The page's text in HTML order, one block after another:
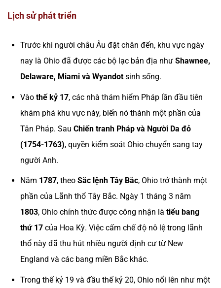
Lịch sử phát triển
Trước khi người châu Âu đặt chân đến, khu vực ngày
nay là Ohio đã được các bộ lạc bản địa như Shawnee,
Delaware, Miami và Wyandotsinh sống.
Vào thế kỷ 17, các nhà thám hiểm Pháp lần đầu tiên
khám phá khu vực này, biến nó thành một phần của
Tân Pháp. Sau Chiến tranh Pháp và Người Da đỏ
(1754-1763), quyền kiểm soát Ohio chuyển sang tay
người Anh.
Năm 1787, theo Sắc lệnh Tây Bắc, Ohio trở thành một
phần của Lãnh thổ Tây Bắc. Ngày 1 tháng 3 năm
1803, Ohio chính thức được công nhận là tiểu bang
thứ 17của Hoa Kỳ. Việc cấm chế độ nô lệ trong lãnh
thổ này đã thu hút nhiều người định cư từ New
England và các bang miền Bắc khác.
Trong thế kỷ 19 và đầu thế kỷ 20, Ohio nổi lên như một